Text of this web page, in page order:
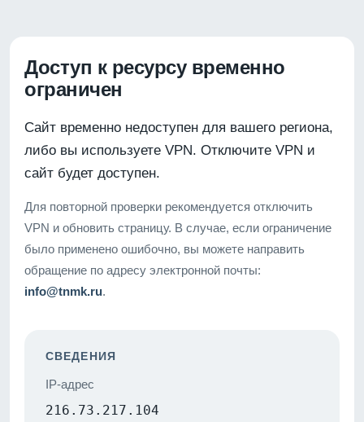
Доступ к ресурсу временно
ограничен
Сайт временно недоступен для вашего региона,
либо вы используете VPN. Отключите VPN и
сайт будет доступен.
Для повторной проверки рекомендуется отключить
VPN и обновить страницу. В случае, если ограничение
было применено ошибочно, вы можете направить
обращение по адресу электронной почты:
info@tnmk.ru.
СВЕДЕНИЯ
IP-адрес
216.73.217.104